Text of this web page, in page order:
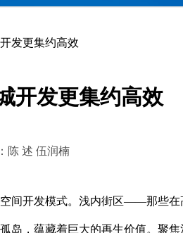
发更集约高效
开发更集约高效
陈 述 伍润楠
间开发模式。浅内街区——那些在
岛，蕴藏着巨大的再生价值。聚焦